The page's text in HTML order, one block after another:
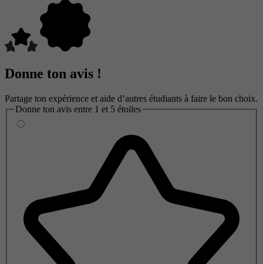
Donne ton avis !
Partage ton expérience et aide d’autres étudiants à faire le bon choix.
Donne ton avis entre 1 et 5 étoiles